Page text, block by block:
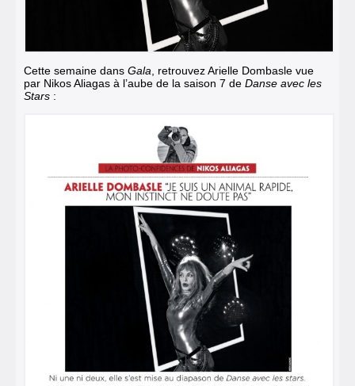
Cette semaine dans Gala , retrouvez Arielle Dombasle vue
par Nikos Aliagas à l’aube de la saison 7 de Danse avec les
Stars :